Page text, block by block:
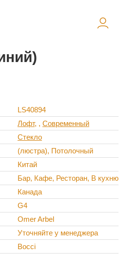
LS40894
Лофт , Современный
Стекло
(люстра), Потолочный
Китай
Бар, Кафе, Ресторан, В кухню
Канада
G4
Omer Arbel
Уточняйте у менеджера
Bocci